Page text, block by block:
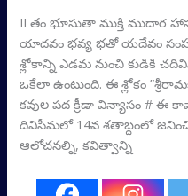
II తం భూసుతా ముక్తి ముదార
యాదవం భవ్య భతో యదేవం
శ్లోకాన్ని ఎడమ నుంచి కుడికి
ఒకేలా ఉంటుంది. ఈ శ్లోకం
కవుల పద క్రీడా విన్యాసం # ఈ
దివిసీమలో 14వ శతాబ్దంలో
ఆలోచనల్ని, కవిత్వాన్ని